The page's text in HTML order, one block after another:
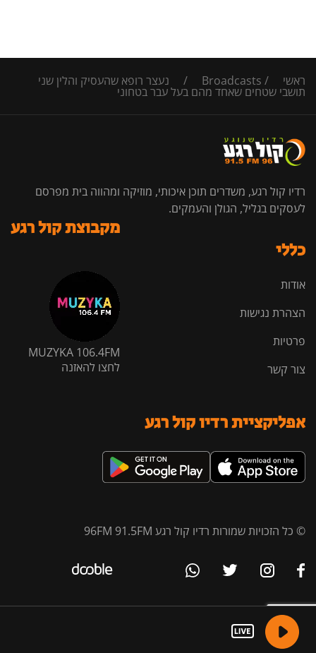
ראשי /
Broadcasts
/ נעצר רופא שהעסיק והלין שני
תושבי שטחים שאחד מהם בעל עבר בטחוני
רדיו קול רגע, משדרים תוכן איכותי, מוזיקה ומהווה בית מפרסם
לעסקים בגליל, הגולן והעמקים.
כללי
אודות
הצהרת נגישות
פרטיות
צור קשר
מקבוצת קול רגע
MUZYKA 106.4FM
לחצו להאזנה
אפליקציית רדיו קול רגע
© כל הזכויות שמורות רדיו קול רגע 96FM 91.5FM